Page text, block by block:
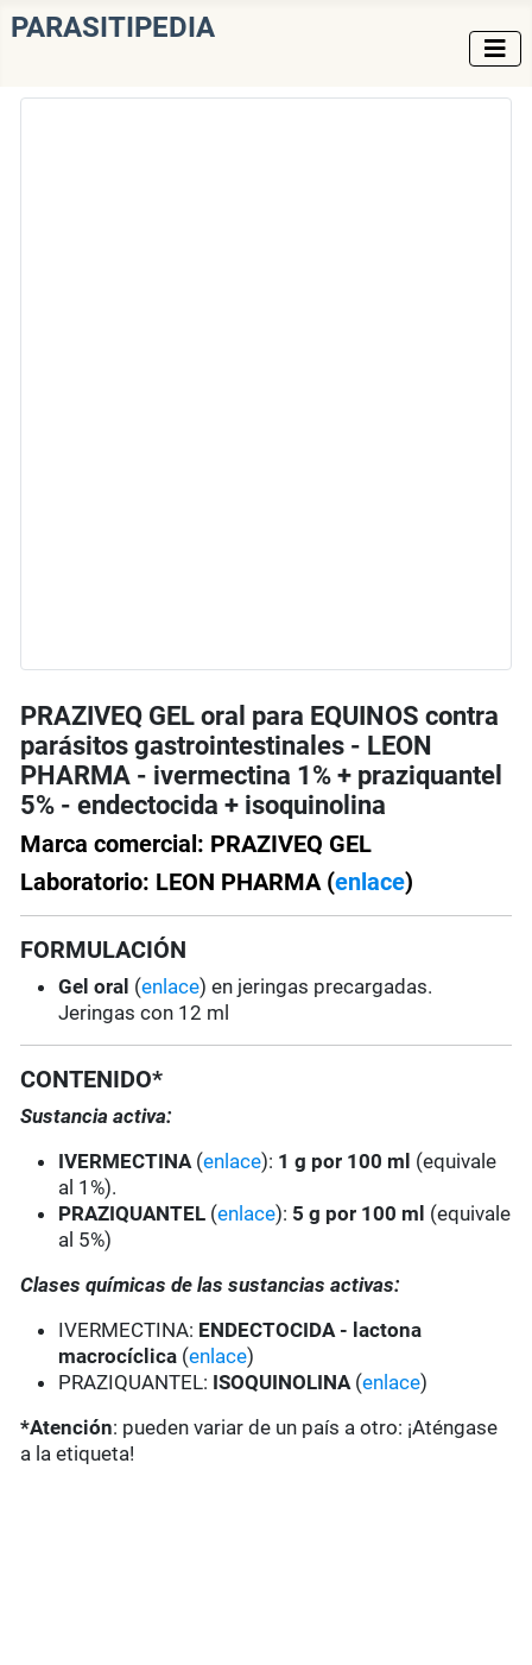
PARASITIPEDIA
PRAZIVEQ GEL oral para EQUINOS contra
parásitos gastrointestinales - LEON
PHARMA - ivermectina 1% + praziquantel
5% - endectocida + isoquinolina
Marca comercial: PRAZIVEQ GEL
Laboratorio: LEON PHARMA (enlace)
FORMULACIÓN
Gel oral (enlace) en jeringas precargadas.
Jeringas con 12 ml
CONTENIDO*
Sustancia activa:
IVERMECTINA (enlace): 1 g por 100 ml (equivale
al 1%).
PRAZIQUANTEL (enlace): 5 g por 100 ml (equivale
al 5%)
Clases químicas de las sustancias activas:
IVERMECTINA: ENDECTOCIDA - lactona
macrocíclica (enlace)
PRAZIQUANTEL: ISOQUINOLINA(enlace)
*Atención: pueden variar de un país a otro: ¡Aténgase
a la etiqueta!